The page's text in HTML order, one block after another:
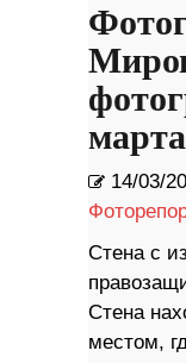
14/03/
Стена с
Стена
местом,